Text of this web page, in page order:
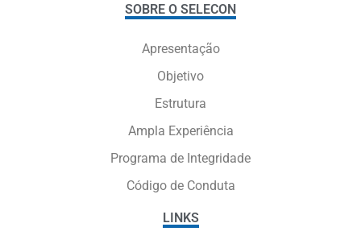
SOBRE O SELECON
Apresentação
Objetivo
Estrutura
Ampla Experiência
Programa de Integridade
Código de Conduta
LINKS